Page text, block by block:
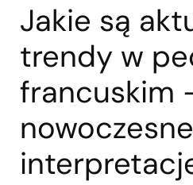
Jakie są
trendy w
francuskim
nowoczesne